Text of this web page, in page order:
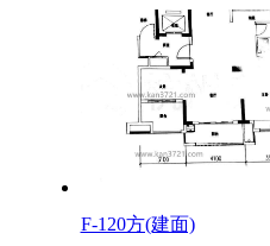
F-120方(建面)